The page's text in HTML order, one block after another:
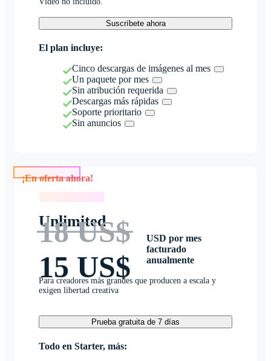
Suscríbete ahora
El plan incluye:
Cinco descargas de imágenes al mes
Un paquete por mes
Sin atribución requerida
Descargas más rápidas
Soporte prioritario
Sin anuncios
Unlimited
18 US$
15 US$
USD por mes
facturado
anualmente
Para creadores más grandes que producen a escala y
exigen libertad creativa
Prueba gratuita de 7 días
Todo en Starter, más: